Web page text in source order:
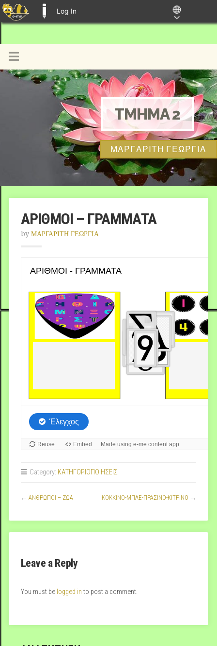
Log In
TMHMA 2
ΜΑΡΓΑΡΙΤΗ ΓΕΩΡΓΙΑ
ΑΡΙΘΜΟΙ – ΓΡΑΜΜΑΤΑ
by ΜΑΡΓΑΡΙΤΗ ΓΕΩΡΓΙΑ
Category: ΚΑΤΗΓΟΡΙΟΠΟΙΗΣΕΙΣ
← ΑΝΘΡΩΠΟΙ – ΖΩΑ ΚΟΚΚΙΝΟ-ΜΠΛΕ-ΠΡΑΣΙΝΟ-ΚΙΤΡΙΝΟ →
Leave a Reply
You must be logged in to post a comment.